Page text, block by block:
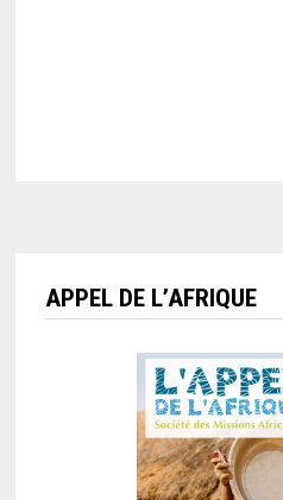
APPEL DE L’AFRIQUE